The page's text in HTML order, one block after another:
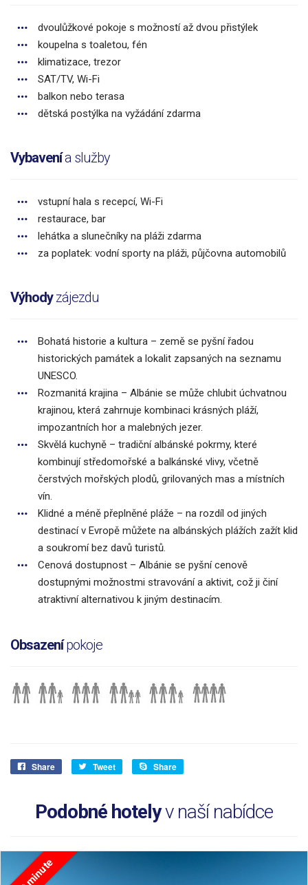
dvoulůžkové pokoje s možností až dvou přistýlek
koupelna s toaletou, fén
klimatizace, trezor
SAT/TV, Wi-Fi
balkon nebo terasa
dětská postýlka na vyžádání zdarma
Vybavenía služby
vstupní hala s recepcí, Wi-Fi
restaurace, bar
lehátka a slunečníky na pláži zdarma
za poplatek: vodní sporty na pláži, půjčovna automobilů
Výhodyzájezdu
Bohatá historie a kultura – země se pyšní řadou
historických památek a lokalit zapsaných na seznamu
UNESCO.
Rozmanitá krajina – Albánie se může chlubit úchvatnou
krajinou, která zahrnuje kombinaci krásných pláží,
impozantních hor a malebných jezer.
Skvělá kuchyně – tradiční albánské pokrmy, které
kombinují středomořské a balkánské vlivy, včetně
čerstvých mořských plodů, grilovaných mas a místních
vín.
Klidné a méně přeplněné pláže – na rozdíl od jiných
destinací v Evropě můžete na albánských plážích zažít klid
a soukromí bez davů turistů.
Cenová dostupnost – Albánie se pyšní cenově
dostupnými možnostmi stravování a aktivit, což ji činí
atraktivní alternativou k jiným destinacím.
Obsazenípokoje
Share Tweet Share
Podobné hotelyv naší nabídce